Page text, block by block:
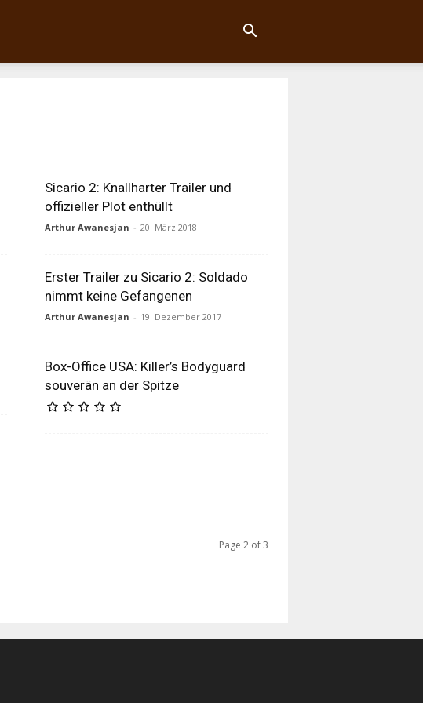
Sicario 2: Knallharter Trailer und
offizieller Plot enthüllt
Arthur Awanesjan - 20. März 2018
Erster Trailer zu Sicario 2: Soldado
nimmt keine Gefangenen
Arthur Awanesjan - 19. Dezember 2017
Box-Office USA: Killer’s Bodyguard
souverän an der Spitze
Page 2 of 3